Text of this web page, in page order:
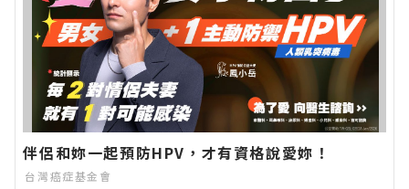
伴侶和妳一起預防HPV，才有資格說愛妳！
台灣癌症基金會